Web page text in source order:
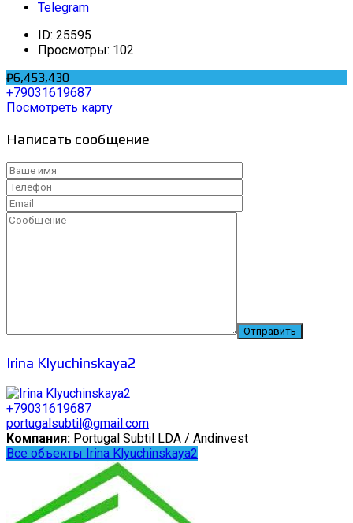
Telegram
ID: 25595
Просмотры: 102
₽6,453,430
+79031619687
Посмотреть карту
Написать сообщение
Irina Klyuchinskaya2
+79031619687
portugalsubtil@gmail.com
Компания: Portugal Subtil LDA / Andinvest
Все объекты Irina Klyuchinskaya2